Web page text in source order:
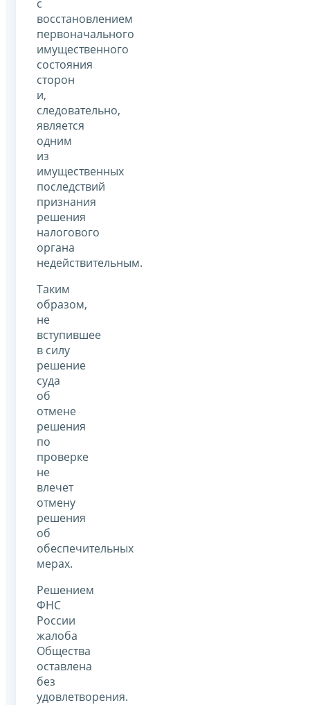
с
восстановлением
первоначального
имущественного
состояния
сторон
и,
следовательно,
является
одним
из
имущественных
последствий
признания
решения
налогового
органа
недействительным.
Таким
образом,
не
вступившее
в силу
решение
суда
об
отмене
решения
по
проверке
не
влечет
отмену
решения
об
обеспечительных
мерах.
Решением
ФНС
России
жалоба
Общества
оставлена
без
удовлетворения.